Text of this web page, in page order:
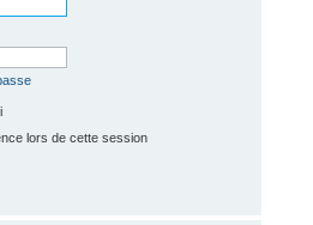
lors de cette session